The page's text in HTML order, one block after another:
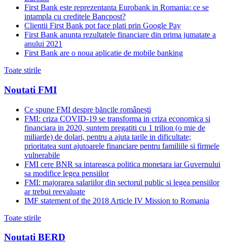
First Bank este reprezentanta Eurobank in Romania: ce se
intampla cu creditele Bancpost?
Clientii First Bank pot face plati prin Google Pay
First Bank anunta rezultatele financiare din prima jumatate a
anului 2021
First Bank are o noua aplicatie de mobile banking
Toate stirile
Noutati FMI
Ce spune FMI despre băncile românești
FMI: criza COVID-19 se transforma in criza economica si
financiara in 2020, suntem pregatiti cu 1 trilion (o mie de
miliarde) de dolari, pentru a ajuta tarile in dificultate;
prioritatea sunt ajutoarele financiare pentru familiile si firmele
vulnerabile
FMI cere BNR sa intareasca politica monetara iar Guvernului
sa modifice legea pensiilor
FMI: majorarea salariilor din sectorul public si legea pensiilor
ar trebui reevaluate
IMF statement of the 2018 Article IV Mission to Romania
Toate stirile
Noutati BERD